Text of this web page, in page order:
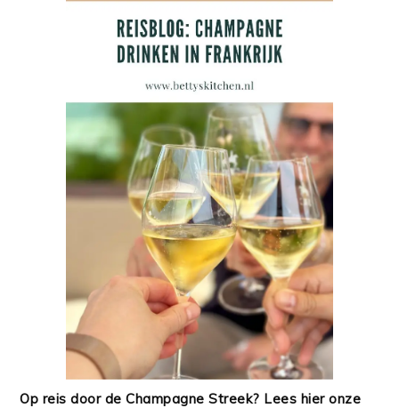
Op reis door de Champagne Streek? Lees hier onze